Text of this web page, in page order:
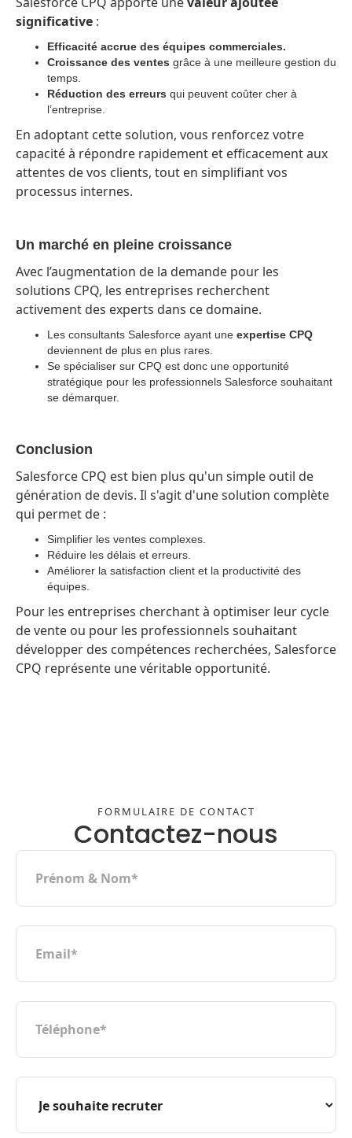
significative :
Efficacité accrue des équipes commerciales.
Croissance des ventes grâce à une meilleure gestion du
temps.
Réduction des erreurs qui peuvent coûter cher à
l’entreprise.
En adoptant cette solution, vous renforcez votre
capacité à répondre rapidement et efficacement aux
attentes de vos clients, tout en simplifiant vos
processus internes.
Un marché en pleine croissance
Avec l’augmentation de la demande pour les
solutions CPQ, les entreprises recherchent
activement des experts dans ce domaine.
Les consultants Salesforce ayant une expertise CPQ
deviennent de plus en plus rares.
Se spécialiser sur CPQ est donc une opportunité
stratégique pour les professionnels Salesforce souhaitant
se démarquer.
Conclusion
Salesforce CPQ est bien plus qu'un simple outil de
génération de devis. Il s'agit d'une solution complète
qui permet de :
Simplifier les ventes complexes.
Réduire les délais et erreurs.
Améliorer la satisfaction client et la productivité des
équipes.
Pour les entreprises cherchant à optimiser leur cycle
de vente ou pour les professionnels souhaitant
développer des compétences recherchées, Salesforce
CPQ représente une véritable opportunité.
FORMULAIRE DE CONTACT
Contactez-nous